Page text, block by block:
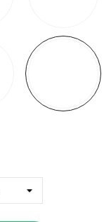
Deluxe
4Kg